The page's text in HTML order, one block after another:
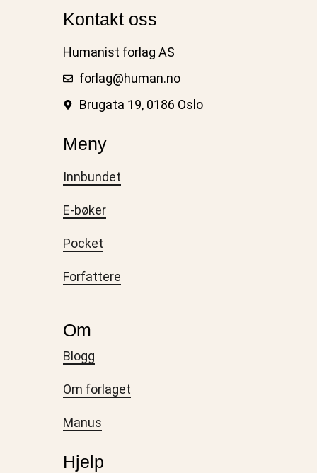
Kontakt oss
Humanist forlag AS
forlag@human.no
Brugata 19, 0186 Oslo
Meny
Innbundet
E-bøker
Pocket
Forfattere
Om
Blogg
Om forlaget
Manus
Hjelp